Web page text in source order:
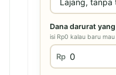
Dana darurat
isi Rp0 kalau baru mau
Rp